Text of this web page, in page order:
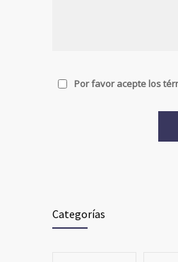
Por favor acepte los
Categorías